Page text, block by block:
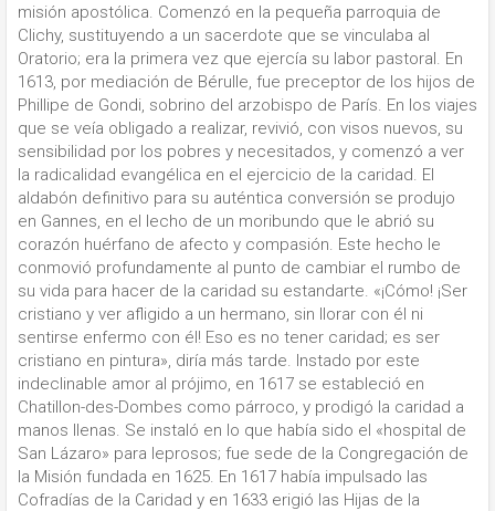
misión apostólica. Comenzó en la pequeña parroquia de
Clichy, sustituyendo a un sacerdote que se vinculaba al
Oratorio; era la primera vez que ejercía su labor pastoral. En
1613, por mediación de Bérulle, fue preceptor de los hijos de
Phillipe de Gondi, sobrino del arzobispo de París. En los viajes
que se veía obligado a realizar, revivió, con visos nuevos, su
sensibilidad por los pobres y necesitados, y comenzó a ver
la radicalidad evangélica en el ejercicio de la caridad. El
aldabón definitivo para su auténtica conversión se produjo
en Gannes, en el lecho de un moribundo que le abrió su
corazón huérfano de afecto y compasión. Este hecho le
conmovió profundamente al punto de cambiar el rumbo de
su vida para hacer de la caridad su estandarte. «¡Cómo! ¡Ser
cristiano y ver afligido a un hermano, sin llorar con él ni
sentirse enfermo con él! Eso es no tener caridad; es ser
cristiano en pintura», diría más tarde. Instado por este
indeclinable amor al prójimo, en 1617 se estableció en
Chatillon-des-Dombes como párroco, y prodigó la caridad a
manos llenas. Se instaló en lo que había sido el «hospital de
San Lázaro» para leprosos; fue sede de la Congregación de
la Misión fundada en 1625. En 1617 había impulsado las
Cofradías de la Caridad y en 1633 erigió las Hijas de la